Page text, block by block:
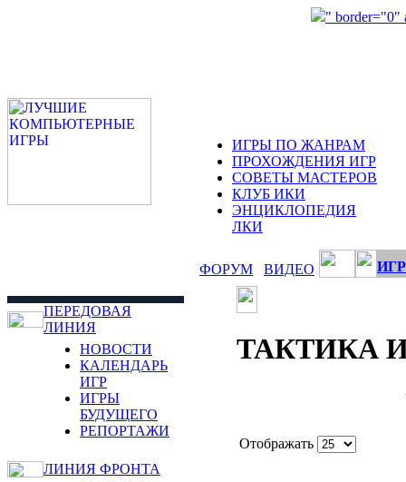
" border="0"
ИГРЫ ПО ЖАНРАМ
ПРОХОЖДЕНИЯ ИГР
СОВЕТЫ МАСТЕРОВ
КЛУБ ИКИ
ЭНЦИКЛОПЕДИЯ
ЛКИ
ФОРУМ ВИДЕО
ПЕРЕДОВАЯ
ЛИНИЯ
НОВОСТИ
КАЛЕНДАРЬ
ИГР
ИГРЫ
БУДУЩЕГО
РЕПОРТАЖИ
ЛИНИЯ ФРОНТА
ТАКТИКА
Отображать